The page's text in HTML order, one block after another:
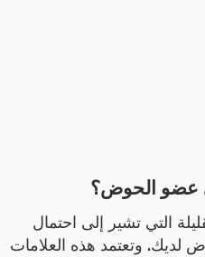
عضو الحوض؟
التي تشير إلى احتمال
وتعتمد هذه العلامات